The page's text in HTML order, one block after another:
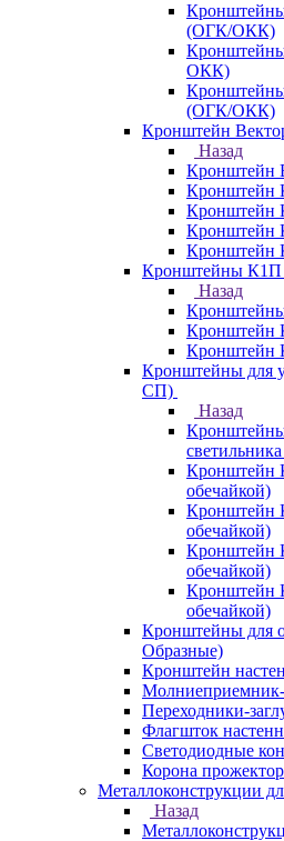
(ОГК/ОКК)
ОКК)
(ОГК/ОКК)
Кронштейн
Назад
Кронштейн
Кронштейн
Кронштейн
Кронштейн
Кронштейн
Кронштейны
Назад
Кронштейн
Кронштейн
Кронштейны для
СП)
Назад
Кронштейн
обечайкой)
Кронштейн
обечайкой)
Кронштейн
обечайкой)
Кронштейн
обечайкой)
Кронштейны
Образные)
Кронштейн
Переходники-
Флагшток
Светодиодные
Корона
Металлоконструкции
Назад